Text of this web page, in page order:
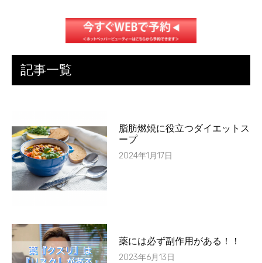
記事一覧
脂肪燃焼に役立つダイエットス
ープ
2024年1月17日
薬には必ず副作用がある！！
2023年6月13日